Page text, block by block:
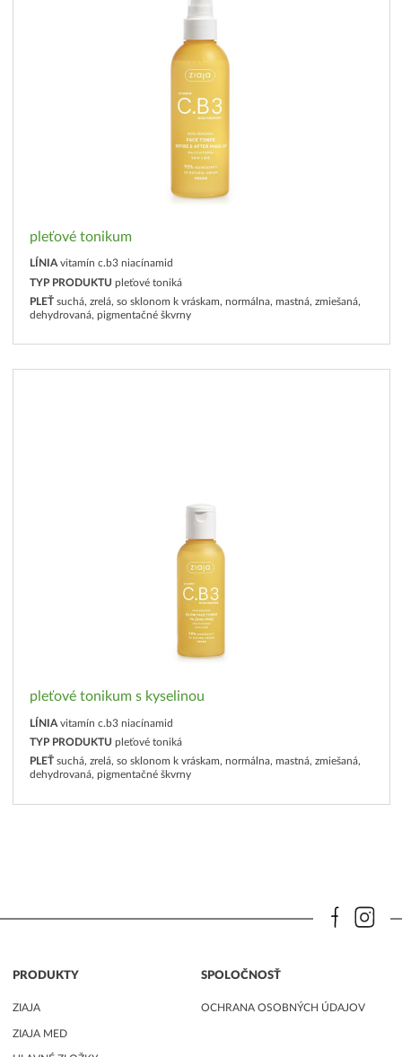
pleťové tonikum
LÍNIA vitamín c.b3 niacínamid
TYP PRODUKTU pleťové toniká
PLEŤ suchá, zrelá, so sklonom k vráskam, normálna, mastná, zmiešaná,
dehydrovaná, pigmentačné škvrny
pleťové tonikum s kyselinou
LÍNIA vitamín c.b3 niacínamid
TYP PRODUKTU pleťové toniká
PLEŤ suchá, zrelá, so sklonom k vráskam, normálna, mastná, zmiešaná,
dehydrovaná, pigmentačné škvrny
PRODUKTY
ZIAJA
ZIAJA MED
SPOLOČNOSŤ
OCHRANA OSOBNÝCH ÚDAJOV